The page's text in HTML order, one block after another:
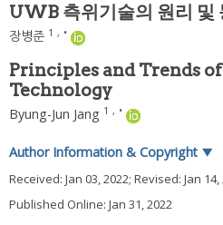
UWB 측위기술의 원리 및
장병준 1 , •
Principles and Trends
Technology
Byung-Jun Jang 1 , •
Author Information & Copyright ▼
Received: Jan 03, 2022; Revised: Jan
Published Online: Jan 31, 2022